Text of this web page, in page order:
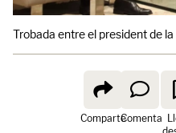
Trobada entre el president de
ComparteComenta